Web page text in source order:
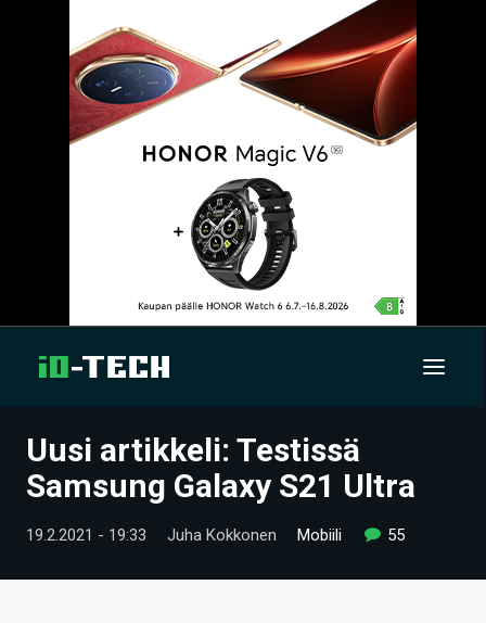
UUTISET
Uusi artikkeli: Testissä
Samsung Galaxy S21 Ultra
19.2.2021 - 19:33 Juha Kokkonen Mobiili 55